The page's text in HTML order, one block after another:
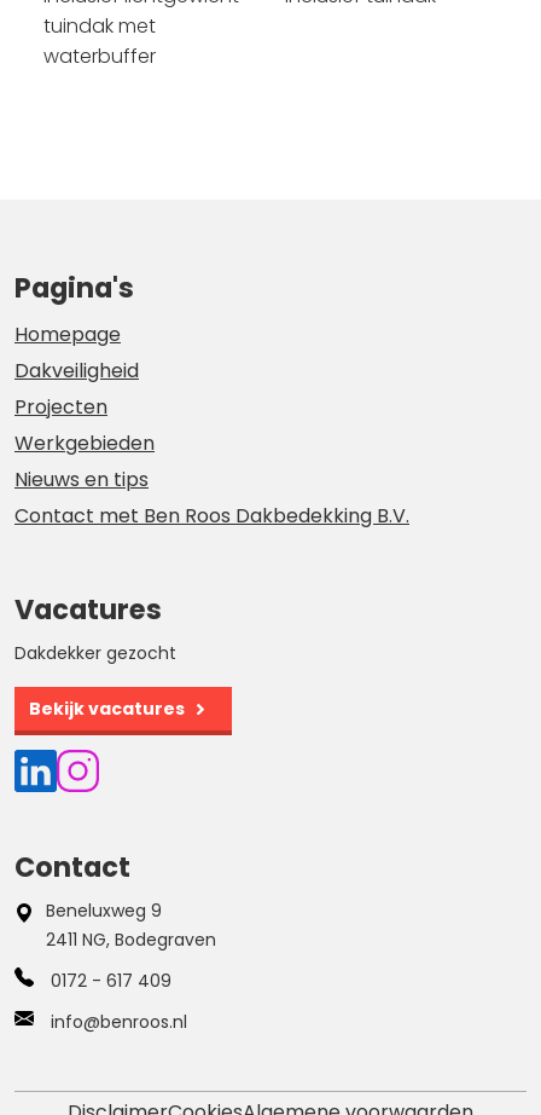
tuindak met
waterbuffer
Pagina's
Homepage
Dakveiligheid
Projecten
Werkgebieden
Nieuws en tips
Contact met Ben Roos Dakbedekking B.V.
Vacatures
Dakdekker gezocht
Bekijk vacatures
Contact
Beneluxweg 9
2411 NG, Bodegraven
0172 - 617 409
info@benroos.nl